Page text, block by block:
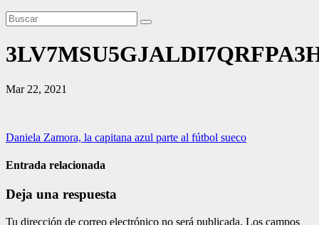
Mar 22, 2021
Navegación
de
Daniela Zamora, la capitana azul parte al fútbol sueco
Entrada relacionada
Deja una respuesta
Tu dirección de correo electrónico no será publicada. Los campos